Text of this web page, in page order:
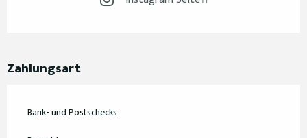
Zahlungsart
Bank- und Postschecks